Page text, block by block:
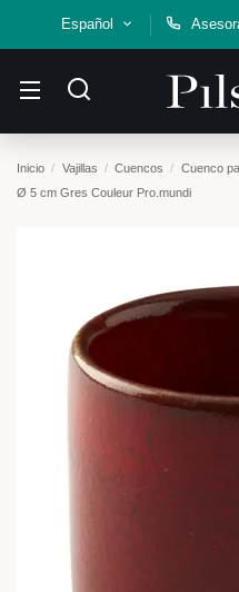
Español
Inicio Vajillas Cuencos
Cuenco
Ø 5 cm Gres Couleur Pro.mundi